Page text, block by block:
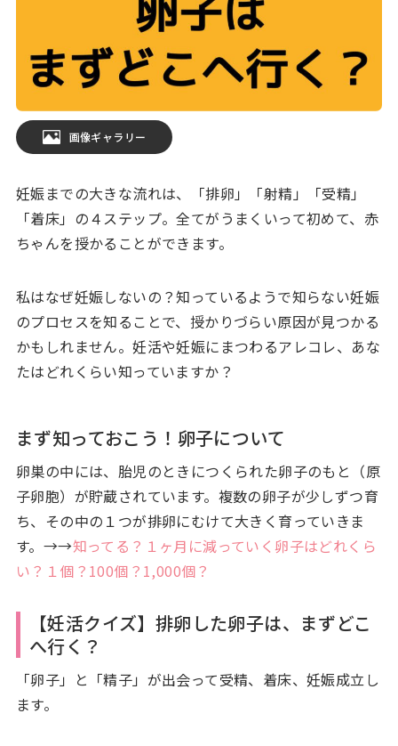
画像ギャラリー
妊娠までの大きな流れは、「排卵」「射精」「受精」
「着床」の４ステップ。全てがうまくいって初めて、赤
ちゃんを授かることができます。
私はなぜ妊娠しないの？知っているようで知らない妊娠
のプロセスを知ることで、授かりづらい原因が見つかる
かもしれません。妊活や妊娠にまつわるアレコレ、あな
たはどれくらい知っていますか？
まず知っておこう！卵子について
卵巣の中には、胎児のときにつくられた卵子のもと（原
子卵胞）が貯蔵されています。複数の卵子が少しずつ育
ち、その中の１つが排卵にむけて大きく育っていきま
す。→→知ってる？１ヶ月に減っていく卵子はどれくら
い？１個？100個？1,000個？
【妊活クイズ】排卵した卵子は、まずどこ
へ行く？
「卵子」と「精子」が出会って受精、着床、妊娠成立し
ます。